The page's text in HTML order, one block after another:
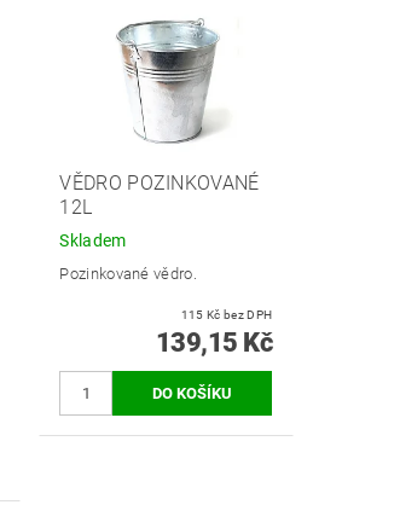
VĚDRO POZINKOVANÉ
12L
Skladem
Pozinkované vědro.
115 Kč bez DPH
139,15 Kč